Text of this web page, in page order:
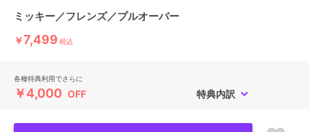
ミッキー／フレンズ／プルオーバー
￥7,499 税込
各種特典利用でさらに
￥4,000 OFF 特典内訳